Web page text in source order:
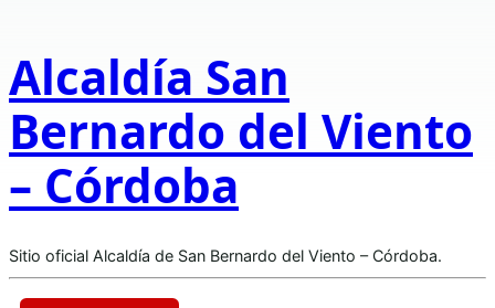
Alcaldía San
Bernardo del Viento
– Córdoba
Sitio oficial Alcaldía de San Bernardo del Viento – Córdoba.